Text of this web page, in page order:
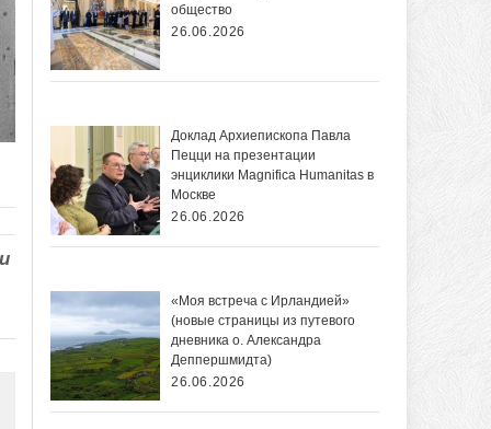
общество
26.06.2026
Доклад Архиепископа Павла
Пецци на презентации
энциклики Magnifica Нumanitas в
Москве
26.06.2026
«Моя встреча с Ирландией»
(новые страницы из путевого
дневника о. Александра
Деппершмидта)
26.06.2026